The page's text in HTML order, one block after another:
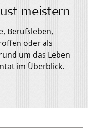
meistern
Berufsleben,
oder als
um das Leben
im Überblick.